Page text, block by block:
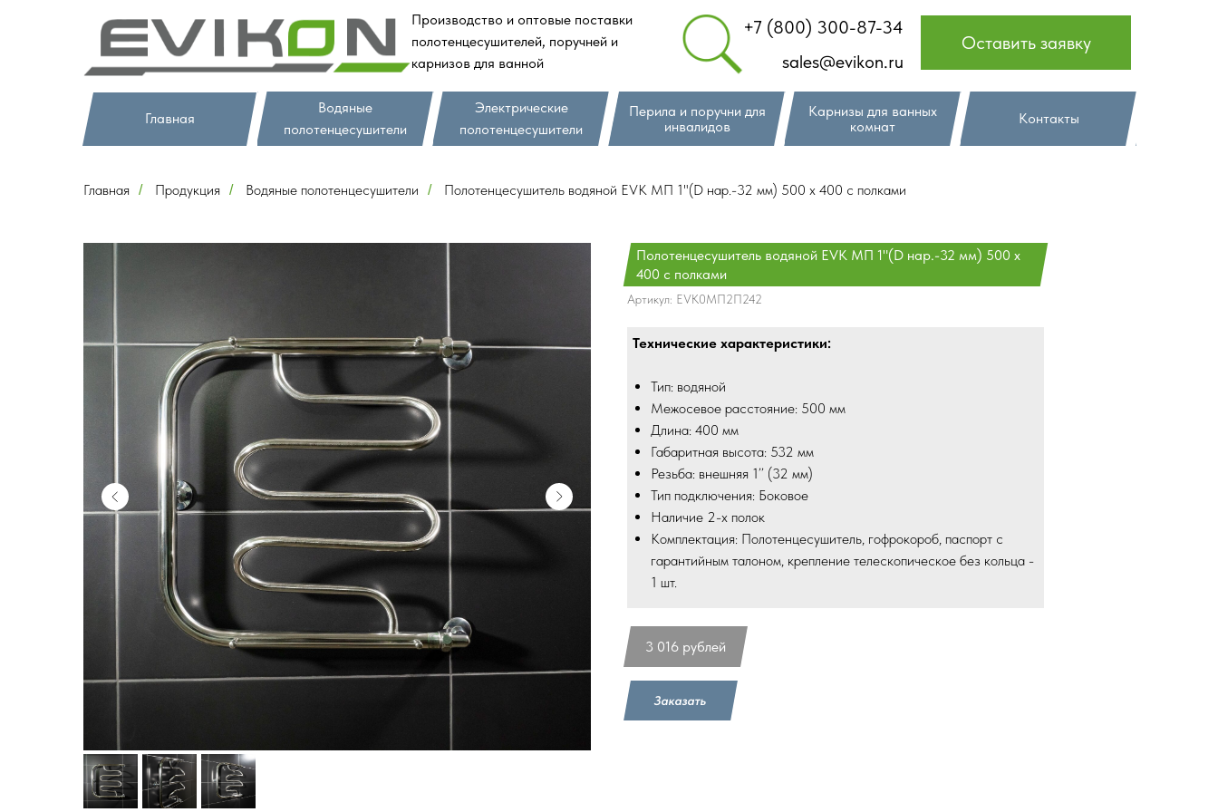
sales@evikon.ru
+7 (800) 300-87-34
Оставить заявку
Водяные
полотенцесушители
Перила и поручни для
инвалидов
Производство и оптовые поставки
полотенцесушителей, поручней и
карнизов для ванной
Главная
Карнизы для ванных
комнат
Контакты
Электрические
полотенцесушители
Главная / Продукция / Водяные полотенцесушители / Полотенцесушитель водяной EVK МП 1"(D нар.-32 мм) 500 х 400 с полками
Полотенцесушитель водяной EVK МП 1"(D нар.-32 мм) 500 х
400 с полками
Артикул: EVK0МП2П242
3 016 рублей
Технические характеристики:
Тип: водяной
Межосевое расстояние: 500 мм
Длина: 400 мм
Габаритная высота: 532 мм
Резьба: внешняя 1’’ (32 мм)
Тип подключения: Боковое
Наличие 2-х полок
Комплектация: Полотенцесушитель, гофрокороб, паспорт с
гарантийным талоном, крепление телескопическое без кольца -
1 шт.
Заказать